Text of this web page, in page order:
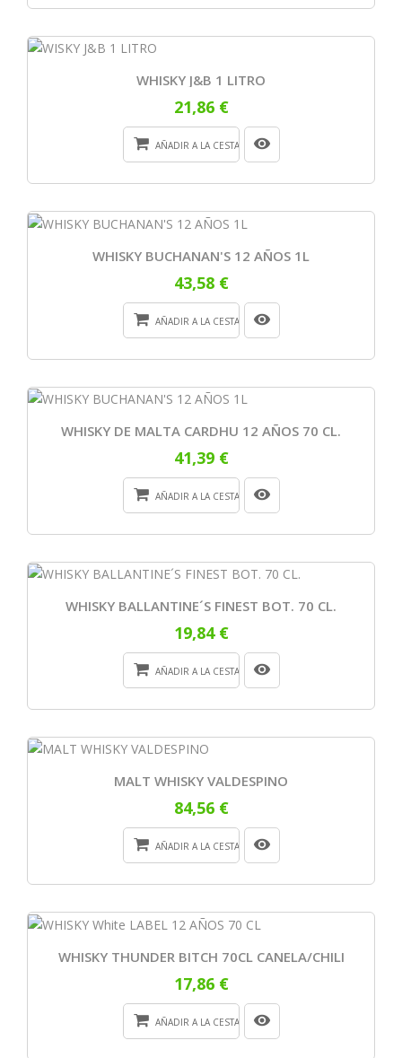
WHISKY J&B 1 LITRO
21,86 €
AÑADIR A LA CESTA
WHISKY BUCHANAN'S 12 AÑOS 1L
43,58 €
AÑADIR A LA CESTA
WHISKY DE MALTA CARDHU 12 AÑOS 70 CL.
41,39 €
AÑADIR A LA CESTA
WHISKY BALLANTINE´S FINEST BOT. 70 CL.
19,84 €
AÑADIR A LA CESTA
MALT WHISKY VALDESPINO
84,56 €
AÑADIR A LA CESTA
WHISKY THUNDER BITCH 70CL CANELA/CHILI
17,86 €
AÑADIR A LA CESTA